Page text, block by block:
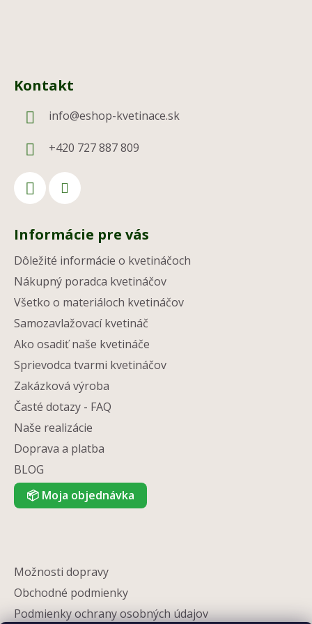
Kontakt
info@eshop-kvetinace.sk
+420 727 887 809
Informácie pre vás
Dôležité informácie o kvetináčoch
Nákupný poradca kvetináčov
Všetko o materiáloch kvetináčov
Samozavlažovací kvetináč
Ako osadiť naše kvetináče
Sprievodca tvarmi kvetináčov
Zakázková výroba
Časté dotazy - FAQ
Naše realizácie
Doprava a platba
BLOG
📦 Moja objednávka
Možnosti dopravy
Obchodné podmienky
Podmienky ochrany osobných údajov